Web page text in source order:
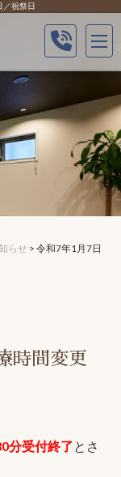
祝祭日
らせ >令和7年1月7日
時間変更
分受付終了とさ